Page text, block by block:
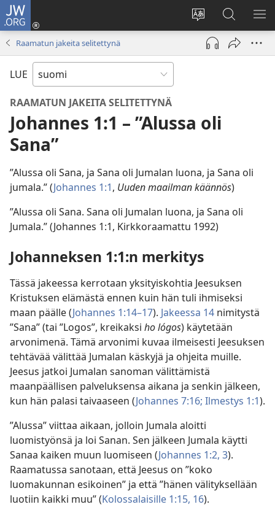
JW.ORG
Vaihda
sivuston
kieli
Kirjaudu
(avaa
uuden
ikkunan)
Hae
JW.ORG-
sivustolta
Raamatun jakeita selitettynä
LUE
RAAMATUN JAKEITA SELITETTYNÄ
Johannes 1:1 – ”Alussa oli
Sana”
”Alussa oli Sana, ja Sana oli Jumalan luona, ja Sana oli
jumala.” (Johannes 1:1, Uuden maailman käännös)
”Alussa oli Sana. Sana oli Jumalan luona, ja Sana oli
Jumala.” (Johannes 1:1, Kirkkoraamattu 1992)
Johanneksen 1:1:n merkitys
Tässä jakeessa kerrotaan yksityiskohtia Jeesuksen
Kristuksen elämästä ennen kuin hän tuli ihmiseksi
maan päälle (Johannes 1:14–17). Jakeessa 14 nimitystä
”Sana” (tai ”Logos”, kreikaksi ho lógos) käytetään
arvonimenä. Tämä arvonimi kuvaa ilmeisesti Jeesuksen
tehtävää välittää Jumalan käskyjä ja ohjeita muille.
Jeesus jatkoi Jumalan sanoman välittämistä
maanpäällisen palveluksensa aikana ja senkin jälkeen,
kun hän palasi taivaaseen (Johannes 7:16; Ilmestys 1:1).
”Alussa” viittaa aikaan, jolloin Jumala aloitti
luomistyönsä ja loi Sanan. Sen jälkeen Jumala käytti
Sanaa kaiken muun luomiseen (Johannes 1:2, 3).
Raamatussa sanotaan, että Jeesus on ”koko
luomakunnan esikoinen” ja että ”hänen välityksellään
luotiin kaikki muu” (Kolossalaisille 1:15, 16).